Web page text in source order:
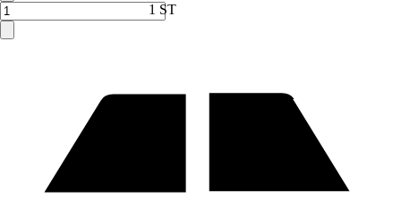
1 ST